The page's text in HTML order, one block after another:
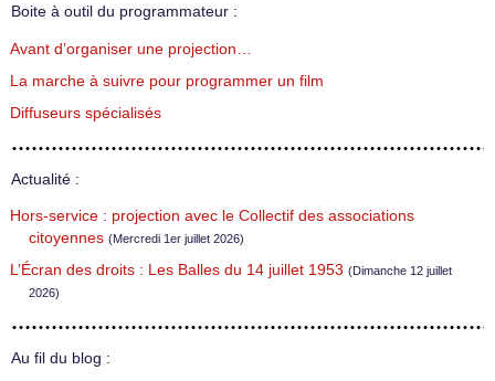
Boite à outil du programmateur :
Avant d’organiser une projection…
La marche à suivre pour programmer un film
Diffuseurs spécialisés
Actualité :
Hors-service : projection avec le Collectif des associations
citoyennes (Mercredi 1er juillet 2026)
L’Écran des droits : Les Balles du 14 juillet 1953 (Dimanche 12 juillet
2026)
Au fil du blog :